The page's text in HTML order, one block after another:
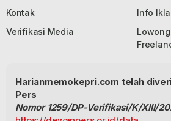
Kontak
Info
Verifikasi Media
Harianmemokepri.com telah
Pers
Nomor 1259/DP-Verifikasi/K/XIII/